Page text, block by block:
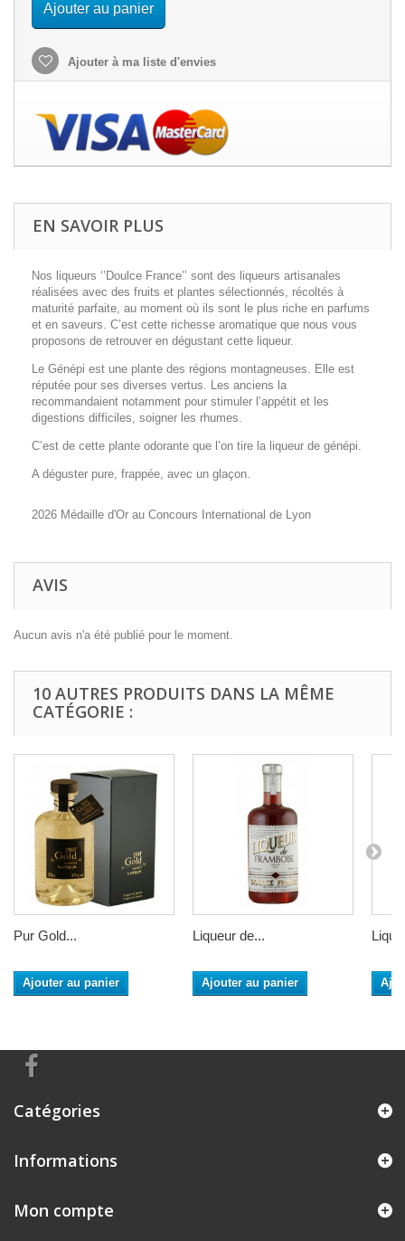
Ajouter au panier
Ajouter à ma liste d'envies
EN SAVOIR PLUS
Nos liqueurs ‘’Doulce France’’ sont des liqueurs artisanales
réalisées avec des fruits et plantes sélectionnés, récoltés à
maturité parfaite, au moment où ils sont le plus riche en parfums
et en saveurs. C’est cette richesse aromatique que nous vous
proposons de retrouver en dégustant cette liqueur.
Le Génépi est une plante des régions montagneuses. Elle est
réputée pour ses diverses vertus. Les anciens la
recommandaient notamment pour stimuler l’appétit et les
digestions difficiles, soigner les rhumes.
C’est de cette plante odorante que l’on tire la liqueur de génépi.
A déguster pure, frappée, avec un glaçon.
2026 Médaille d'Or au Concours International de Lyon
AVIS
Aucun avis n'a été publié pour le moment.
10 AUTRES PRODUITS DANS LA MÊME
CATÉGORIE :
Pur Gold...
Ajouter au panier
Liqueur de...
Ajouter au panier
Catégories
Informations
Mon compte